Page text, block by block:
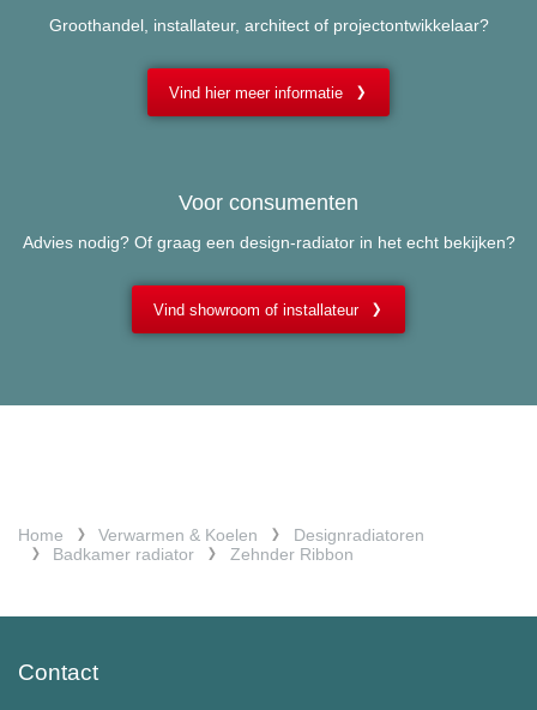
Groothandel, installateur, architect of projectontwikkelaar?
Vind hier meer informatie
Voor consumenten
Advies nodig? Of graag een design-radiator in het echt bekijken?
Vind showroom of installateur
Home Verwarmen & Koelen
Designradiatoren
Badkamer radiator
Zehnder Ribbon
Contact